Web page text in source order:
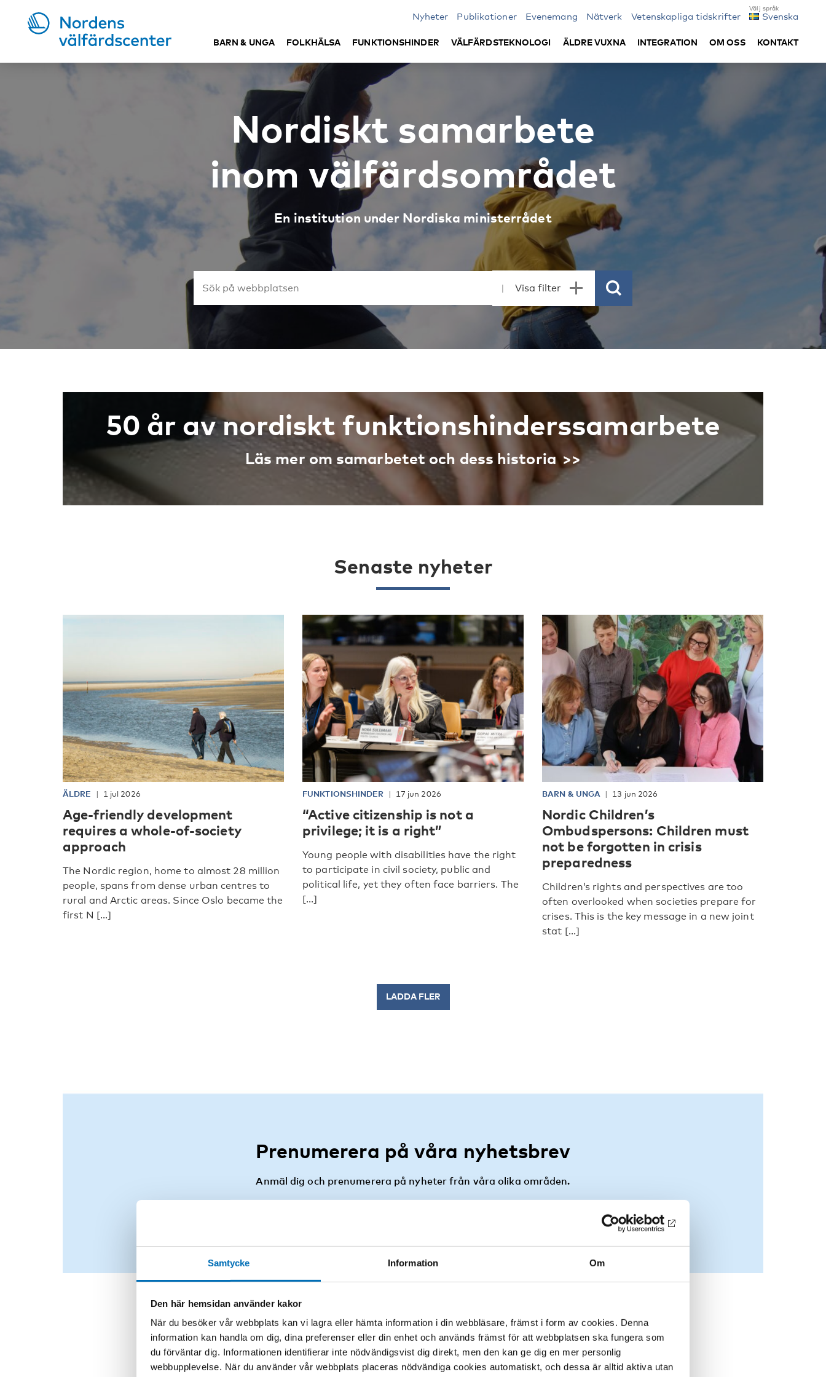
Samtycke Information Om
Den här hemsidan använder kakor
När du besöker vår webbplats kan vi lagra eller hämta information i din webbläsare, främst i form av cookies. Denna
information kan handla om dig, dina preferenser eller din enhet och används främst för att webbplatsen ska fungera som
du förväntar dig. Informationen identifierar inte nödvändigsvist dig direkt, men den kan ge dig en mer personlig
webbupplevelse. När du använder vår webbplats placeras nödvändiga cookies automatiskt, och dessa är alltid aktiva utan
Nyheter Publikationer Evenemang Nätverk Vetenskapliga tidskrifter Svenska
BARN & UNGA FOLKHÄLSA FUNKTIONSHINDER VÄLFÄRDSTEKNOLOGI ÄLDRE VUXNA INTEGRATION OM OSS KONTAKT
Nordiskt samarbete
inom välfärdsområdet
En institution under Nordiska ministerrådet
50 år av nordiskt funktionshinderssamarbete
Läs mer om samarbetet och dess historia
Senaste nyheter
ÄLDRE 1 jul 2026
Age-friendly development
requires a whole-of-society
approach
The Nordic region, home to almost 28 million
people, spans from dense urban centres to
rural and Arctic areas. Since Oslo became the
first N [...]
FUNKTIONSHINDER 17 jun 2026
“Active citizenship is not a
privilege; it is a right”
Young people with disabilities have the right
to participate in civil society, public and
political life, yet they often face barriers. The
[...]
BARN & UNGA 13 jun 2026
Nordic Children’s
Ombudspersons: Children must
not be forgotten in crisis
preparedness
Children’s rights and perspectives are too
often overlooked when societies prepare for
crises. This is the key message in a new joint
stat [...]
LADDA FLER
Prenumerera på våra nyhetsbrev
Anmäl dig och prenumerera på nyheter från våra olika områden.
Kurser och evenemang